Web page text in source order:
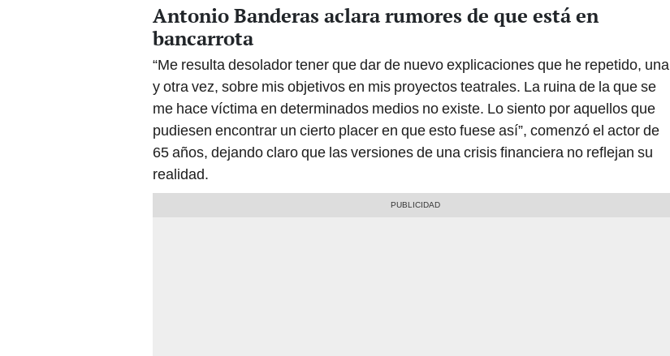
Antonio Banderas aclara rumores de que está en
bancarrota
“Me resulta desolador tener que dar de nuevo explicaciones que he repetido, una
y otra vez, sobre mis objetivos en mis proyectos teatrales. La ruina de la que se
me hace víctima en determinados medios no existe. Lo siento por aquellos que
pudiesen encontrar un cierto placer en que esto fuese así”, comenzó el actor de
65 años, dejando claro que las versiones de una crisis financiera no reflejan su
realidad.